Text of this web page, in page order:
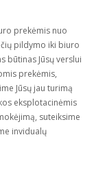
prekėmis nuo
pildymo iki biuro
būtinas Jūsų verslui
prekėmis,
Jūsų jau turimą
eksplotacinėmis
suteiksime
invidualų